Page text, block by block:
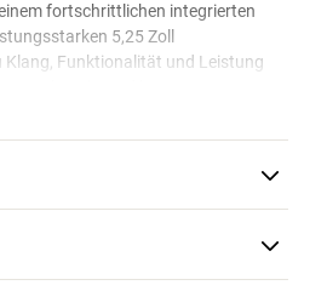
fortschrittlichen integrierten
5,25 Zoll
Funktionalität und Leistung
noch mehr und besseren Bass
BASS10 Mk2 von
wenn Du den Lautsprecher lieber